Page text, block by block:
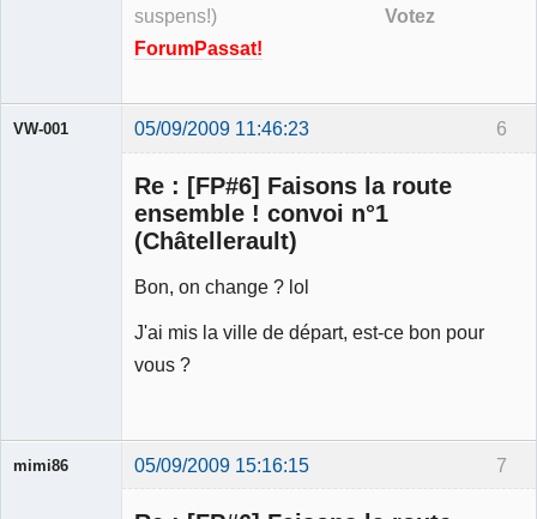
suspens!) Votez
ForumPassat!
6
VW-001 05/09/2009 11:46:23
Re : [FP#6] Faisons la route
ensemble ! convoi n°1
(Châtellerault)
Bon, on change ? lol
J'ai mis la ville de départ, est-ce bon pour
vous ?
7
mimi86 05/09/2009 15:16:15